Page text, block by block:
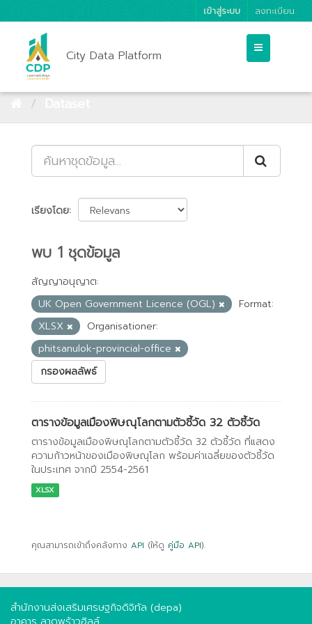
เข้าสู่ระบบ ลงทะเบียน
City Data Platform
เรียงโดย
พบ 1 ชุดข้อมูล
สัญญาอนุญาต:
UK Open Government Licence (OGL)
Format:
XLSX
Organisationer:
phitsanulok-provincial-office
กรองผลลัพธ์
ตารางข้อมูลเมืองพิษณุโลกตามตัวชี้วัด 32 ตัวชี้วัด
ตารางข้อมูลเมืองพิษณุโลกตามตัวชี้วัด 32 ตัวชี้วัด ที่แสดง
ความก้าวหน้าของเมืองพิษณุโลก พร้อมค่าเฉลี่ยของตัวชี้วัด
ในประเทศ จากปี 2554-2561
XLSX
คุณสามารถเข้าถึงคลังทาง API (ให้ดู คู่มือ API).
สำนักงานส่งเสริมเศรษฐกิจดิจิทัล (depa)